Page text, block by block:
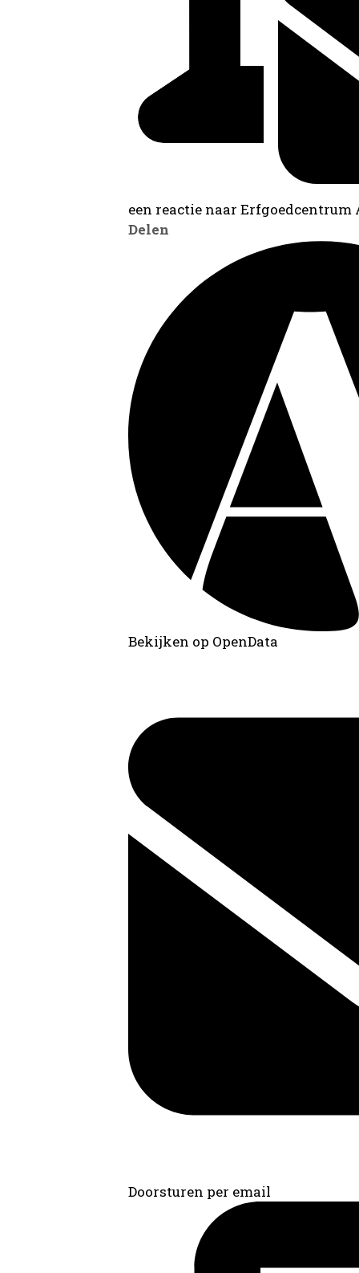
een reactie naar
Delen
Bekijken op OpenData
Doorsturen per email